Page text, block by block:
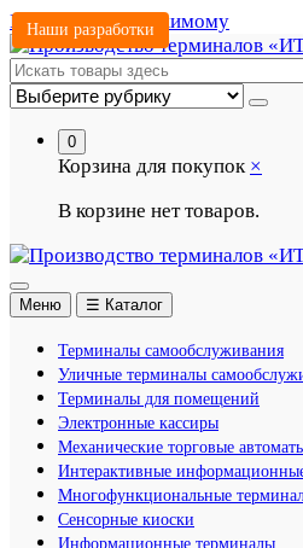
Перейти к содержимому
0
Корзина для покупок ×
В корзине нет товаров.
Меню ☰ Каталог
Терминалы самообслуживания
Уличные терминалы
Терминалы для помещений
Электронные кассиры
Механические торговые
Интерактивные
Многофункциональные
Сенсорные киоски
Информационные терминалы
Наши разработки